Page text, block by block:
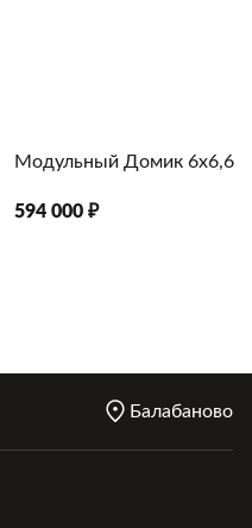
Модульный Домик 6х6,6
594 000 ₽
Балабаново